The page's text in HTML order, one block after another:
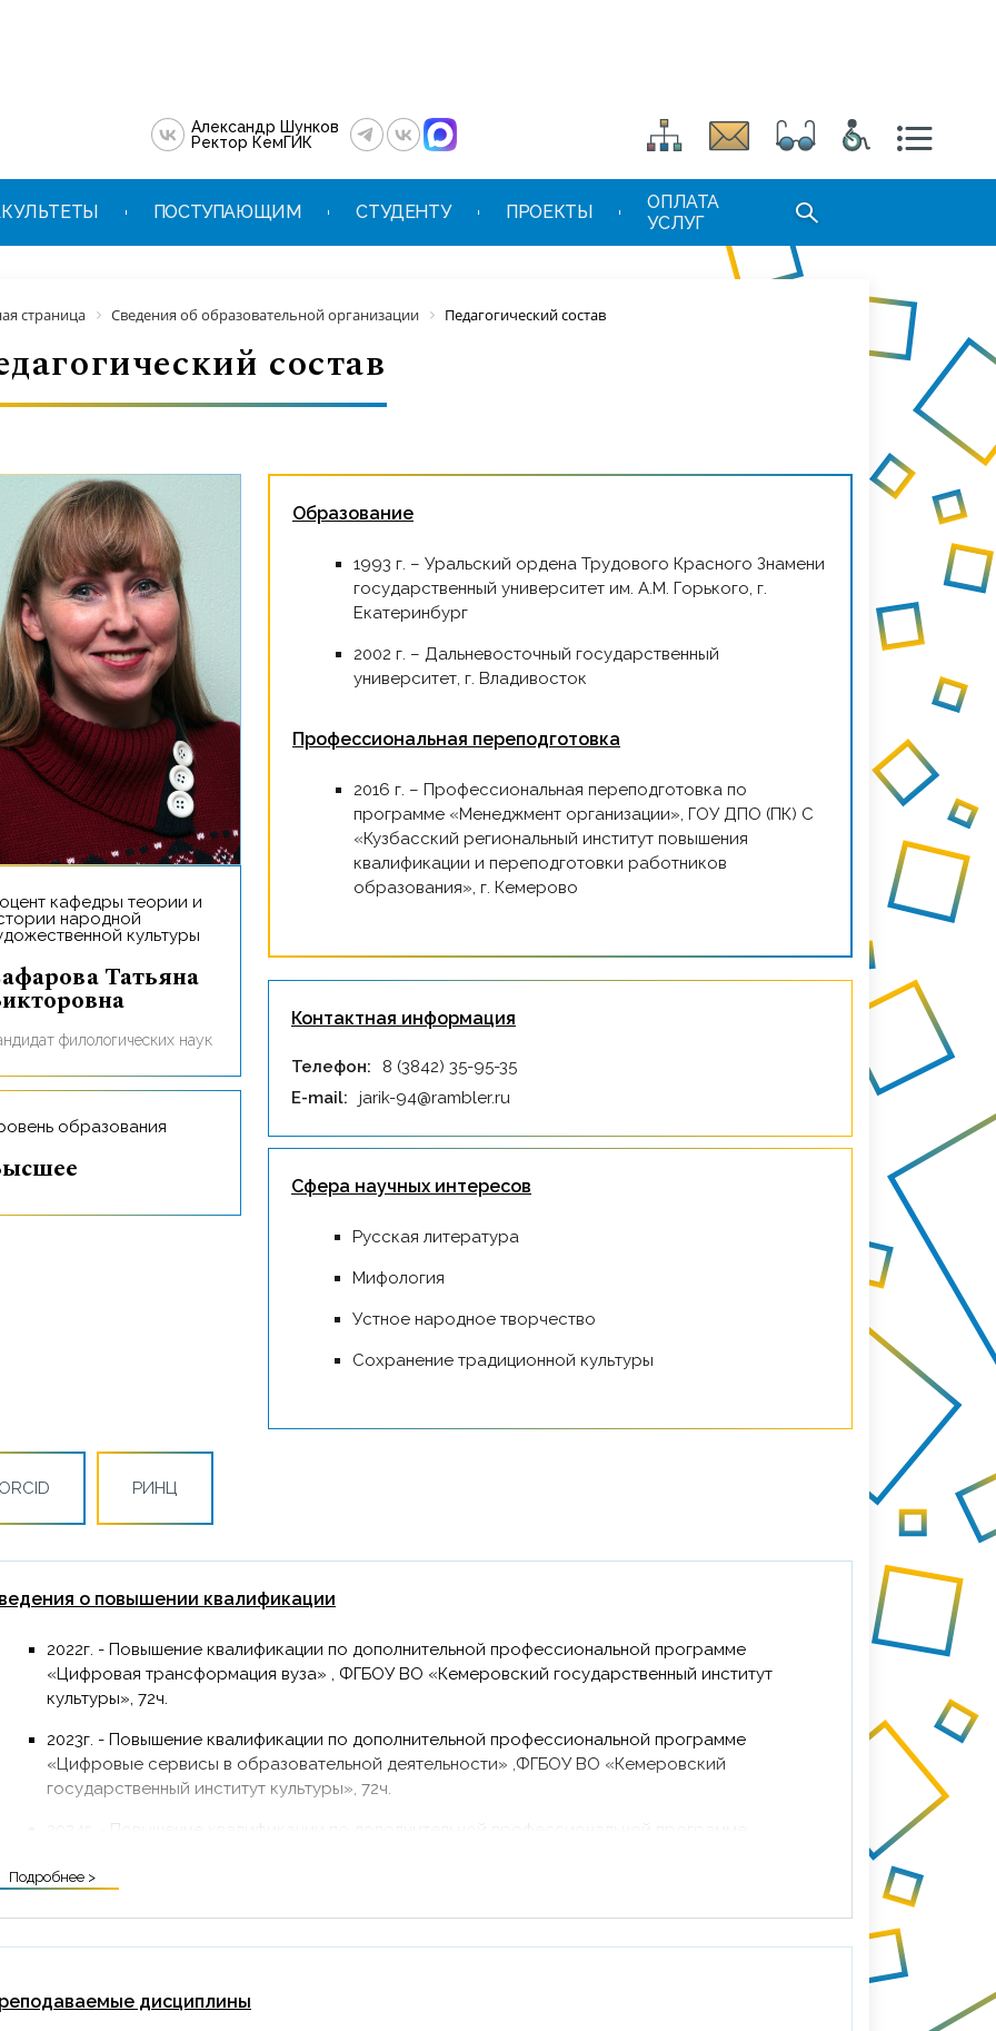
Александр Шунков
Ректор КемГИК
ПОСТУПАЮЩИМ СТУДЕНТУ ПРОЕКТЫ
ОПЛАТА
УСЛУГ
страница Сведения об образовательной организации Педагогический состав
состав
народной
культуры
филологических наук
образования
Высшее
Образование
1993 г. – Уральский ордена Трудового Красного Знамени
государственный университет им. А.М. Горького, г.
Екатеринбург
2002 г. – Дальневосточный государственный
университет, г. Владивосток
Профессиональная переподготовка
2016 г. – Профессиональная переподготовка по
программе «Менеджмент организации», ГОУ ДПО (ПК) С
«Кузбасский региональный институт повышения
квалификации и переподготовки работников
образования», г. Кемерово
Контактная информация
Телефон:
8 (3842) 35-95-35
E-mail:
jarik-94@rambler.ru
Сфера научных интересов
Русская литература
Мифология
Устное народное творчество
Сохранение традиционной культуры
РИНЦ
о повышении квалификации
2022г. - Повышение квалификации по дополнительной профессиональной программе
«Цифровая трансформация вуза» , ФГБОУ ВО «Кемеровский государственный институт
культуры», 72ч.
2023г. - Повышение квалификации по дополнительной профессиональной программе
«Цифровые сервисы в образовательной деятельности» ,ФГБОУ ВО «Кемеровский
государственный институт культуры», 72ч.
2024г. - Повышение квалификации по дополнительной профессиональной программе
рамках федерального проекта «Творческие люди» национального проекта «Культура»),
Подробнее >
дисциплины